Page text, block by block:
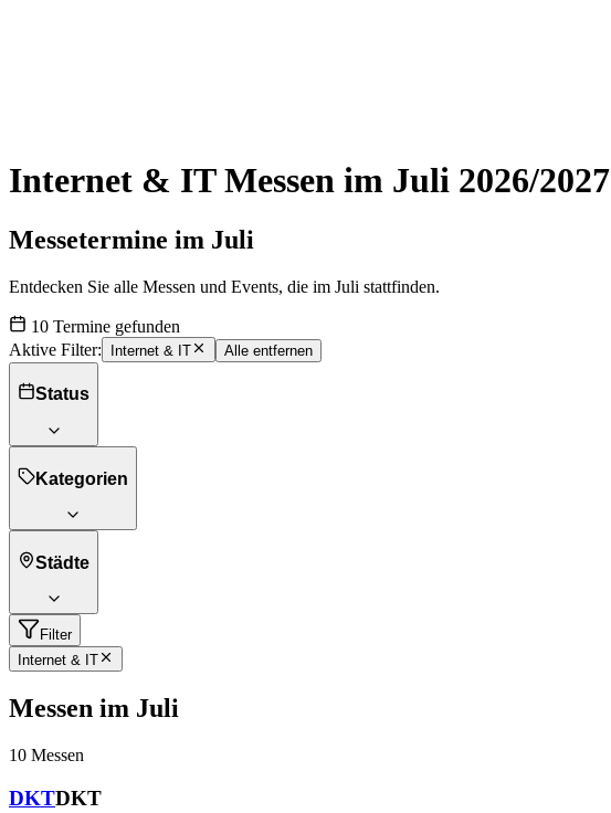
Internet & IT Messen im Juli 2026/2027
Messetermine im Juli
Entdecken Sie alle Messen und Events, die im Juli stattfinden.
10 Termine gefunden
Aktive Filter:
Internet & IT Alle entfernen
Status
Kategorien
Städte
Filter
Internet & IT
Messen im Juli
10 Messen
DKTDKT